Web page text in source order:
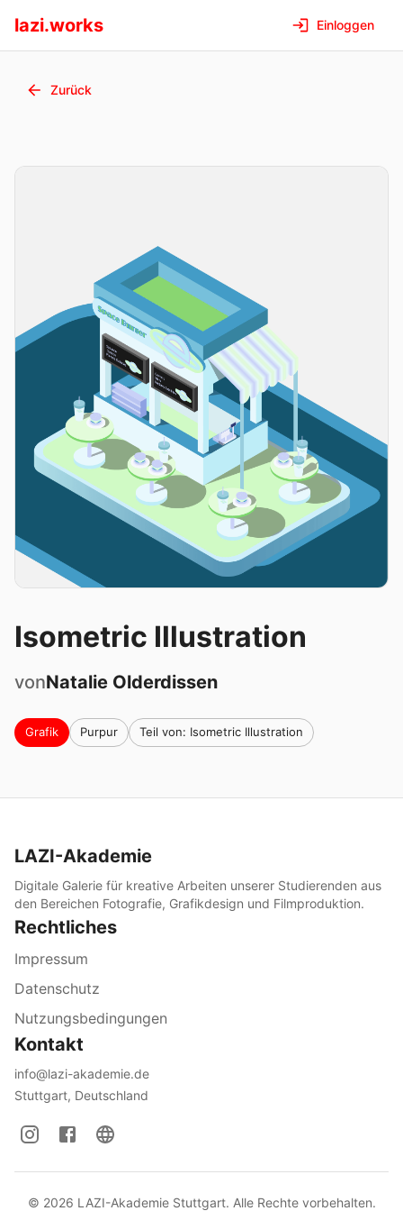
lazi.works Einloggen
Zurück
Isometric Illustration
vonNatalie Olderdissen
Grafik Purpur Teil von: Isometric Illustration
LAZI-Akademie
Digitale Galerie für kreative Arbeiten unserer Studierenden aus
den Bereichen Fotografie, Grafikdesign und Filmproduktion.
Rechtliches
Impressum
Datenschutz
Nutzungsbedingungen
Kontakt
info@lazi-akademie.de
Stuttgart, Deutschland
© 2026 LAZI-Akademie Stuttgart. Alle Rechte vorbehalten.